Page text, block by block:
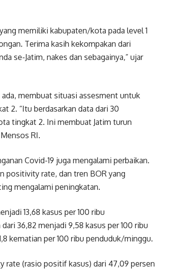
memiliki kabupaten/kota pada level 1
Terima kasih kekompakan dari
se-Jatim, nakes dan sebagainya,” ujar
membuat situasi assesment untuk
2. “Itu berdasarkan data dari 30
tingkat 2. Ini membuat Jatim turun
RI.
Covid-19 juga mengalami perbaikan.
positivity rate, dan tren BOR yang
mengalami peningkatan.
13,68 kasus per 100 ribu
36,82 menjadi 9,58 kasus per 100 ribu
kematian per 100 ribu penduduk/minggu.
rate (rasio positif kasus) dari 47,09 persen